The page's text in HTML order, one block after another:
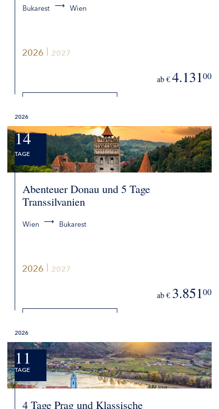
2026 2027
Bukarest Wien
ab €4.13100
2026 2027
2026
14
TAGE
Abenteuer Donau und 5 Tage
Transsilvanien
Wien Bukarest
ab € 3.85100
2026
11
TAGE
4 Tage Prag und Klassische